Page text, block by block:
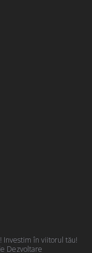
Investim în viitorul tău!
Dezvoltare